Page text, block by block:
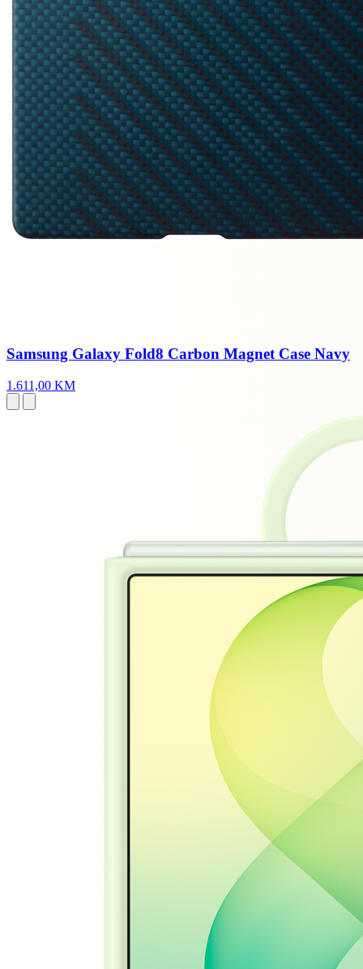
Samsung Galaxy Fold8 Carbon Magnet Case Navy
1.611,00 KM